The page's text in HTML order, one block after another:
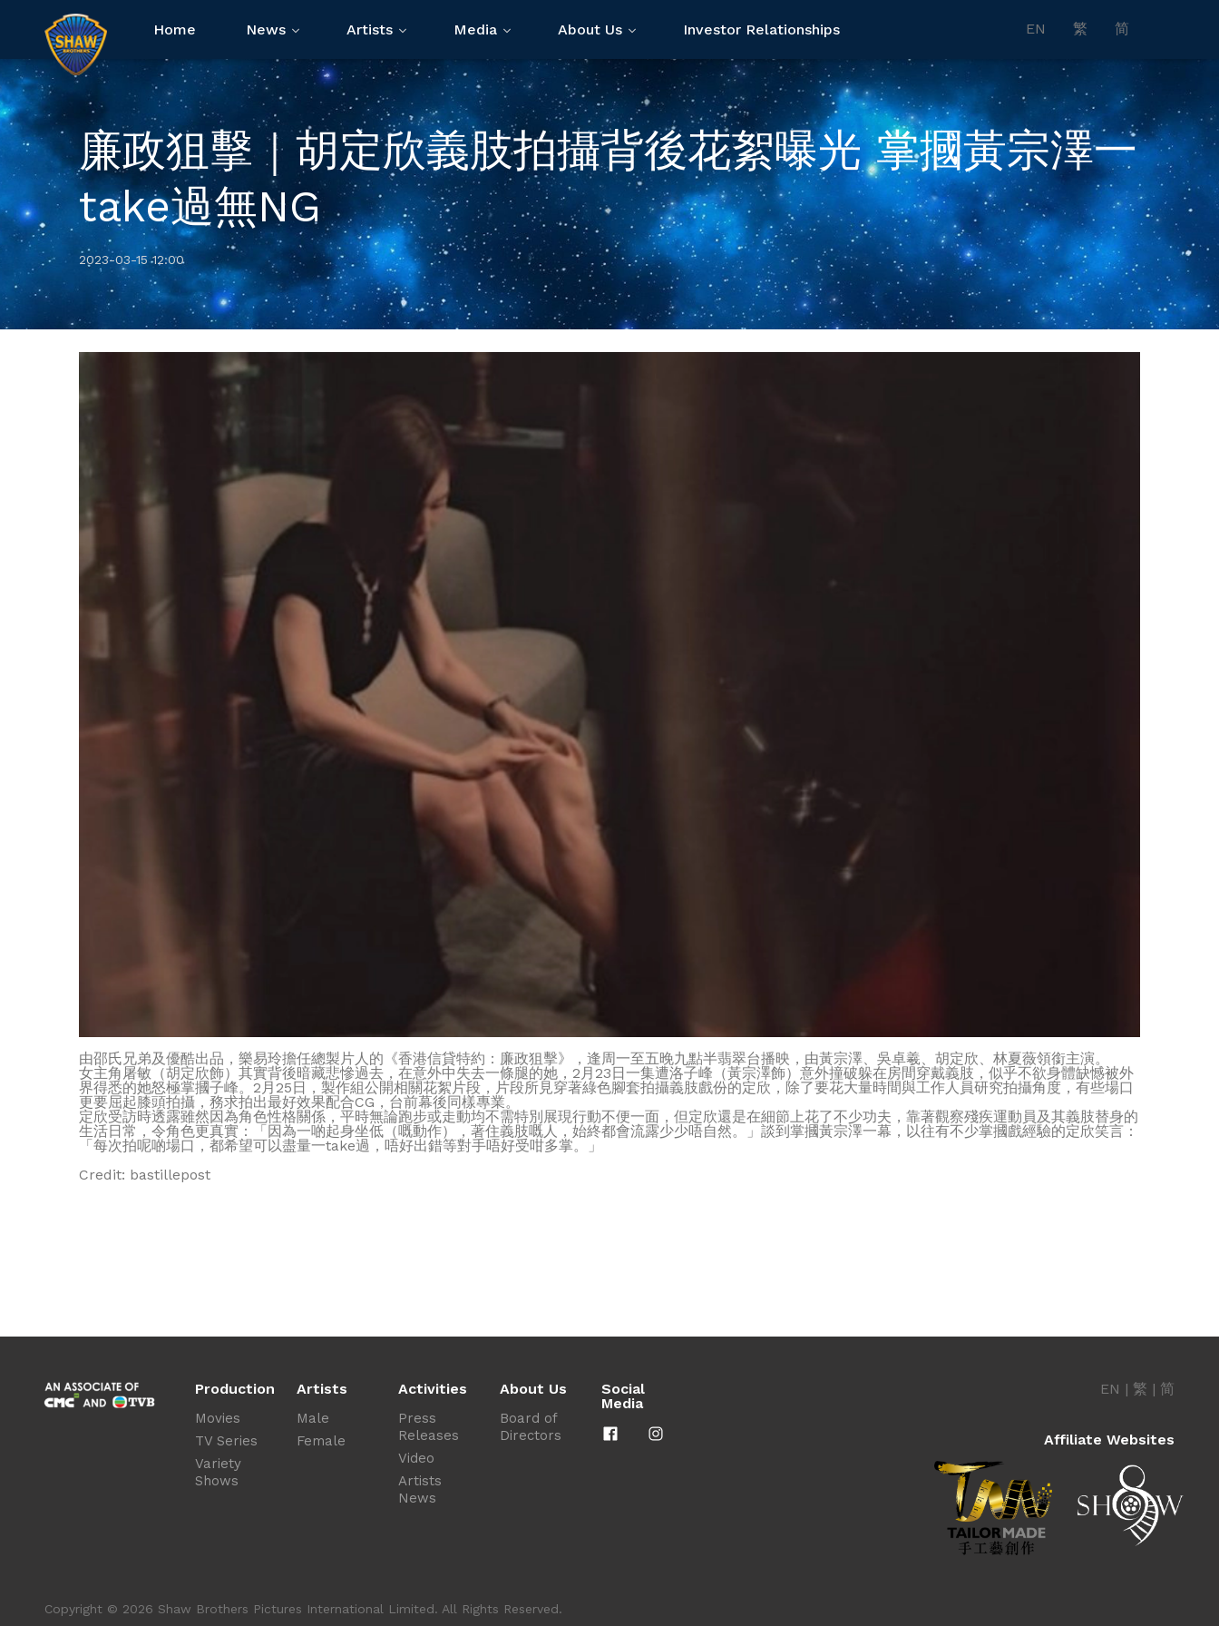
Home News Artists Media About Us Investor Relationships EN 繁 简
廉政狙擊｜胡定欣義肢拍攝背後花絮曝光 掌摑黃宗澤一
take過無NG
2023-03-15 12:00
由邵氏兄弟及優酷出品，樂易玲擔任總製片人的《香港信貸特約：廉政狙擊》，逢周一至五晚九點半翡翠台播映，由黃宗澤、吳卓羲、胡定欣、林夏薇領銜主演。
女主角屠敏（胡定欣飾）其實背後暗藏悲慘過去，在意外中失去一條腿的她，2月23日一集遭洛子峰（黃宗澤飾）意外撞破躲在房間穿戴義肢，似乎不欲身體缺憾被外
界得悉的她怒極掌摑子峰。2月25日，製作組公開相關花絮片段，片段所見穿著綠色腳套拍攝義肢戲份的定欣，除了要花大量時間與工作人員研究拍攝角度，有些場口
更要屈起膝頭拍攝，務求拍出最好效果配合CG，台前幕後同樣專業。
定欣受訪時透露雖然因為角色性格關係，平時無論跑步或走動均不需特別展現行動不便一面，但定欣還是在細節上花了不少功夫，靠著觀察殘疾運動員及其義肢替身的
生活日常，令角色更真實：「因為一啲起身坐低（嘅動作），著住義肢嘅人，始終都會流露少少唔自然。」談到掌摑黃宗澤一幕，以往有不少掌摑戲經驗的定欣笑言：
「每次拍呢啲場口，都希望可以盡量一take過，唔好出錯等對手唔好受咁多掌。」
Credit: bastillepost
Production
Movies
TV Series
Variety
Shows
Artists
Male
Female
Activities
Press
Releases
Video
Artists
News
About Us
Board of
Directors
Social
Media
EN | 繁 | 简
Affiliate Websites
Copyright © 2026 Shaw Brothers Pictures International Limited. All Rights Reserved.